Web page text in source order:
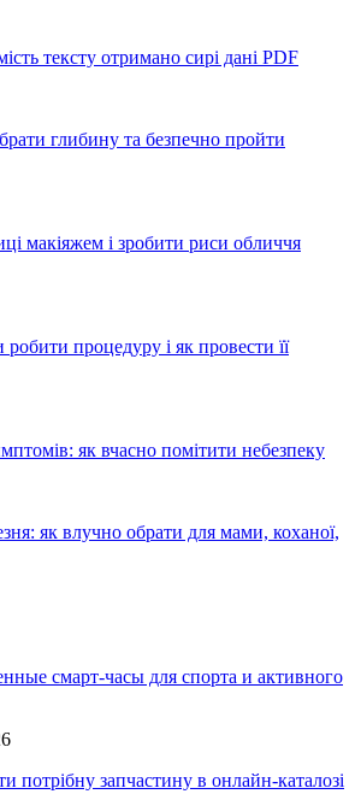
тексту отримано сирі дані PDF
глибину та безпечно пройти
макіяжем і зробити риси обличчя
робити процедуру і як провести її
як вчасно помітити небезпеку
як влучно обрати для мами, коханої,
смарт-часы для спорта и активного
потрібну запчастину в онлайн-каталозі